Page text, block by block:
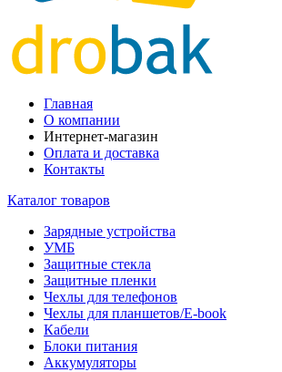
Главная
О компании
Интернет-магазин
Оплата и доставка
Контакты
Каталог товаров
Зарядные устройства
УМБ
Защитные стекла
Защитные пленки
Чехлы для телефонов
Чехлы для планшетов/E-book
Кабели
Блоки питания
Аккумуляторы